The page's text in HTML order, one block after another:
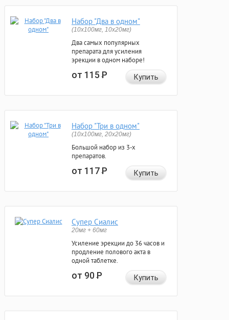
Набор "Два в одном"
(10x100мг, 10x20мг)
Два самых популярных
препарата для усиления
эрекции в одном наборе!
от 115Р Купить
Набор "Три в одном"
(10x100мг, 20x20мг)
Большой набор из 3-х
препаратов.
от 117Р Купить
Супер Сиалис
20мг + 60мг
Усиление эрекции до 36 часов и
продление полового акта в
одной таблетке.
от 90Р Купить